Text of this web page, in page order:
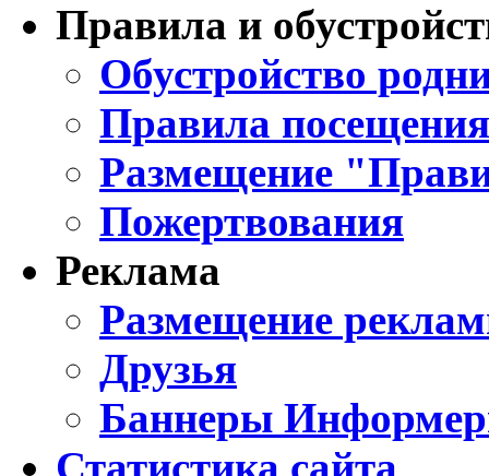
Правила и
Обустройство
Правила
Размещение
Пожертвования
Реклама
Размещение
Друзья
Баннеры